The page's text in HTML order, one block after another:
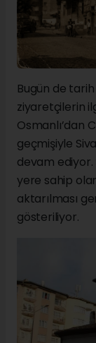
Bugün de tarih
ziyaretçilerin
Osmanlı’dan
geçmişiyle
devam
yere sahip
aktarılması
gösteriliyor.